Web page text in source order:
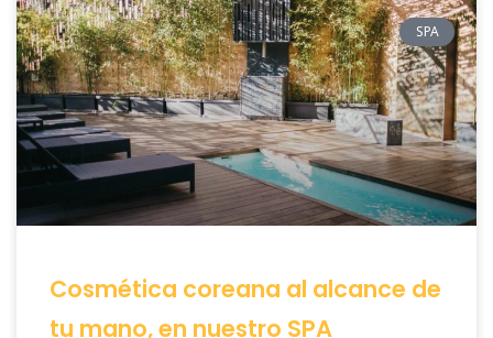
SPA
Cosmética coreana al alcance de
tu mano, en nuestro SPA